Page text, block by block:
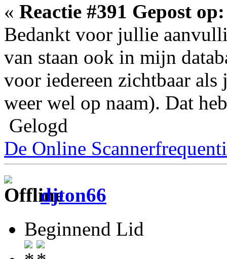
« Reactie #391 Gepost op:
Bedankt voor jullie
van staan ook in mijn
voor iedereen zichtbaar
weer wel op naam). Dat
Gelogd
De Online
djton66
Beginnend Lid